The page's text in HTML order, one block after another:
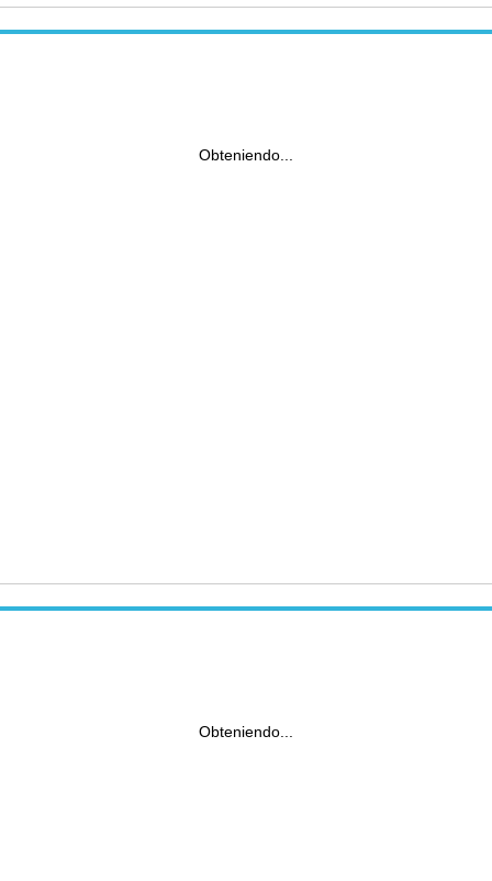
Obteniendo...
Obteniendo...